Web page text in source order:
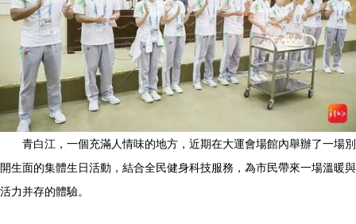
青白江，一個充滿人情味的地方，近期在大運會場館內舉辦了一場別
開生面的集體生日活動，結合全民健身科技服務，為市民帶來一場溫暖與
活力并存的體驗。